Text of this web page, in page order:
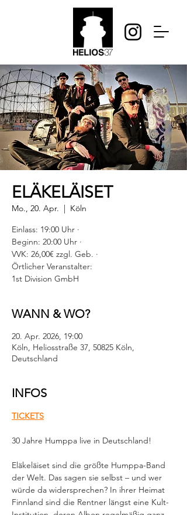
ELÄKELÄISET
Mo., 20. Apr.
  |
Köln
Einlass: 19:00 Uhr ·
Beginn: 20:00 Uhr ·
VVK: 26,00€ zzgl. Geb. ·
Örtlicher Veranstalter:
1st Division GmbH
WANN & WO?
20. Apr. 2026, 19:00
Köln, Heliosstraße 37, 50825 Köln,
Deutschland
INFOS
TICKETS
30 Jahre Humppa live in Deutschland!
Eläkeläiset sind die größte Humppa-Band
der Welt. Das sagen sie selbst – und wer
würde da widersprechen? In ihrer Heimat
Finnland sind die Rentner längst eine Kult-